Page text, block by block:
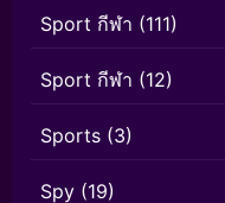
Sport กีฬา (111)
Sport กีฬา (12)
Sports (3)
Spy (19)